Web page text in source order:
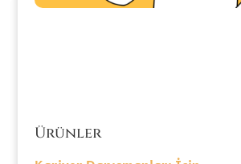
Ürünler